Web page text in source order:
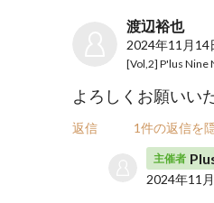
渡辺裕也
2024年11月14
よろしくお願いい
返信 1件の返信を
主催者
2024年11